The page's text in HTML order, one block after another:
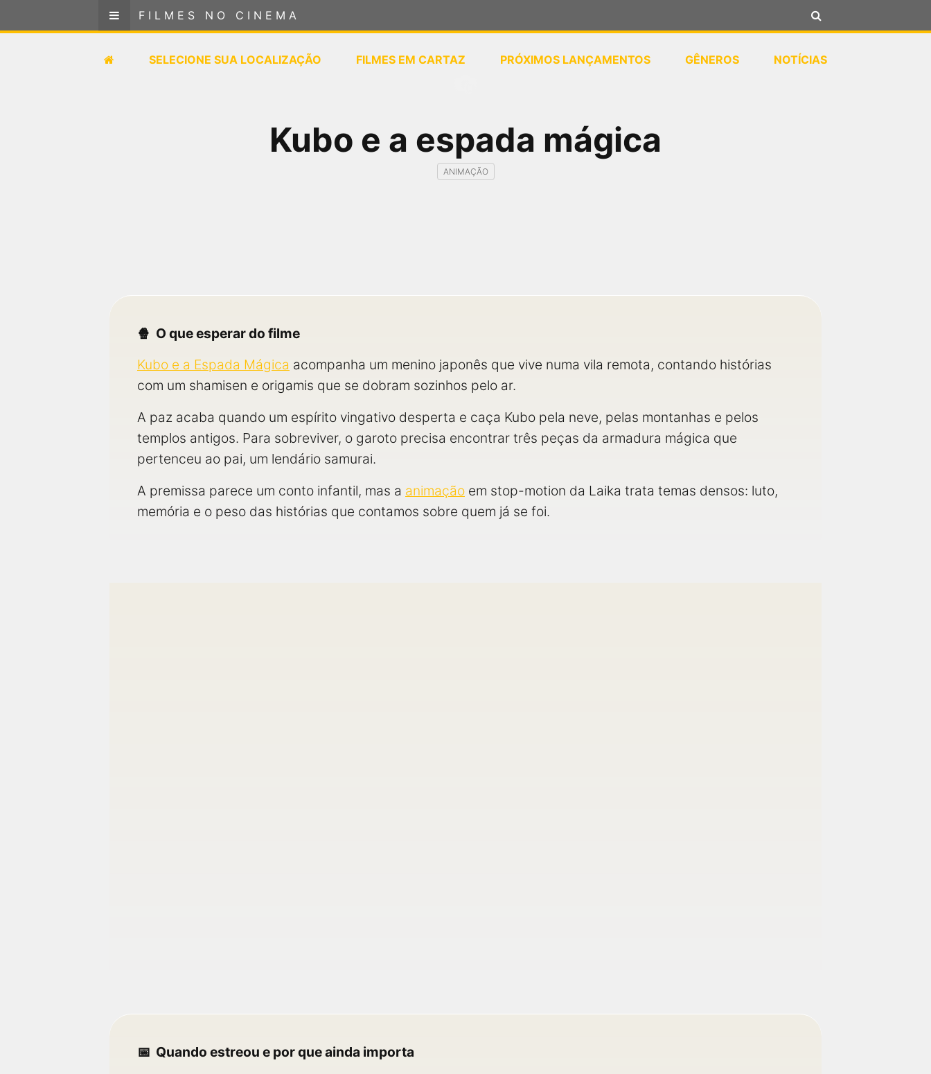
FILMES NO CINEMA
SELECIONE SUA LOCALIZAÇÃO FILMES EM CARTAZ PRÓXIMOS LANÇAMENTOS GÊNEROS NOTÍCIAS
Kubo e a espada mágica
ANIMAÇÃO
O que esperar do filme
Kubo e a Espada Mágica acompanha um menino japonês que vive numa vila remota, contando histórias
com um shamisen e origamis que se dobram sozinhos pelo ar.
A paz acaba quando um espírito vingativo desperta e caça Kubo pela neve, pelas montanhas e pelos
templos antigos. Para sobreviver, o garoto precisa encontrar três peças da armadura mágica que
pertenceu ao pai, um lendário samurai.
A premissa parece um conto infantil, mas a animação em stop-motion da Laika trata temas densos: luto,
memória e o peso das histórias que contamos sobre quem já se foi.
Quando estreou e por que ainda importa
FILMES NO CINEMA
SELECIONE SUA LOCALIZAÇÃO
você pode encontrar os filmes no cinema mais
sobre cinemas, horários, assistir aos trailers e muito